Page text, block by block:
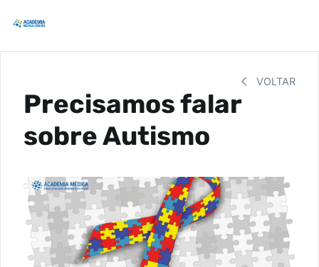
VOLTAR
Precisamos falar
sobre Autismo